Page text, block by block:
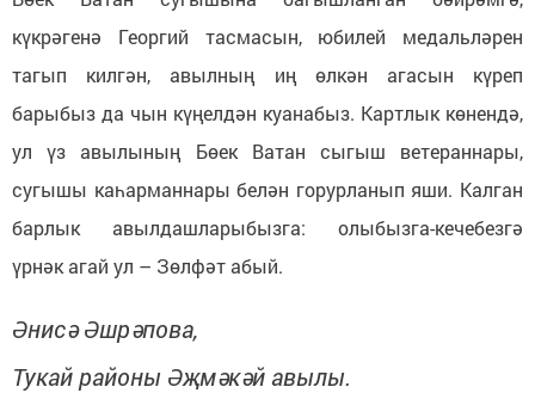
күкрәгенә Георгий тасмасын, юбилей медальләрен
тагып килгән, авылның иң өлкән агасын күреп
барыбыз да чын күңелдән куанабыз. Картлык көнендә,
ул үз авылының Бөек Ватан сыгыш ветераннары,
сугышы каһарманнары белән горурланып яши. Калган
барлык авылдашларыбызга: олыбызга-кечебезгә
үрнәк агай ул – Зөлфәт абый.
Әнисә Әшрәпова,
Тукай районы Әҗмәкәй авылы.